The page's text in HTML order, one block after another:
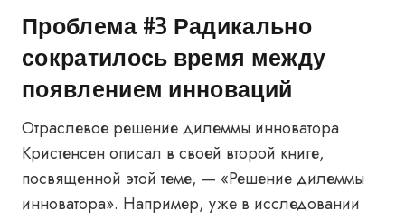
Проблема #3 Радикально
сократилось время между
появлением инноваций
Отраслевое решение дилеммы инноватора
Кристенсен описал в своей второй книге,
посвященной этой теме, — «Решение дилеммы
инноватора». Например, уже в исследовании